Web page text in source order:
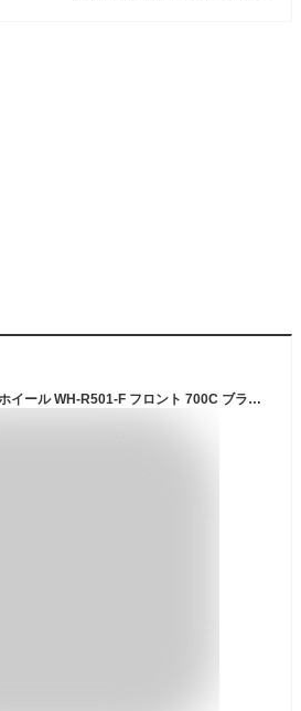
シマノ(SHIMANO) ロードホイール WH-R501-F フロント 700C ブラック EWHR501FCBYL